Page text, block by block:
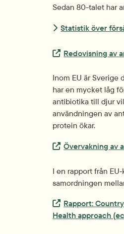
Sedan 80-talet har
Statistik över
Extern länk.
Redovisning av
Inom EU är Sverige
har en mycket låg
antibiotika till djur
användningen av
protein ökar.
Extern länk.
Övervakning av
I en rapport från
samordningen
Extern länk.
Rapport:
Health approach